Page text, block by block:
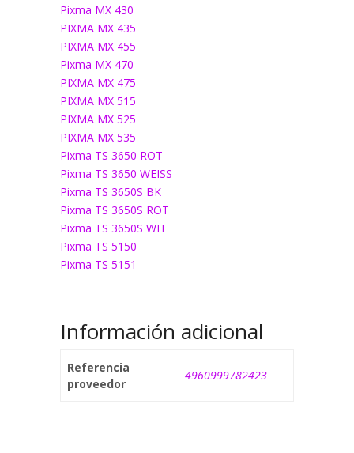
Pixma MX 430
PIXMA MX 435
PIXMA MX 455
Pixma MX 470
PIXMA MX 475
PIXMA MX 515
PIXMA MX 525
PIXMA MX 535
Pixma TS 3650 ROT
Pixma TS 3650 WEISS
Pixma TS 3650S BK
Pixma TS 3650S ROT
Pixma TS 3650S WH
Pixma TS 5150
Pixma TS 5151
Información adicional
Referencia
proveedor
4960999782423